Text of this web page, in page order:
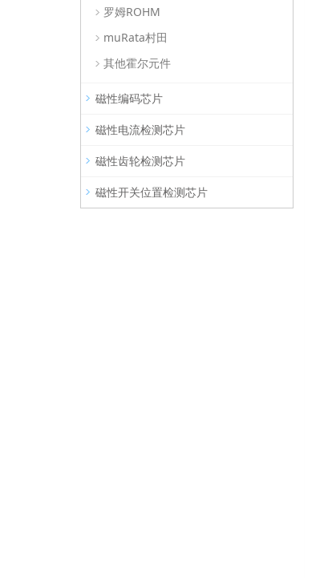
罗姆ROHM
muRata村田
其他霍尔元件
磁性编码芯片
磁性电流检测芯片
磁性齿轮检测芯片
磁性开关位置检测芯片